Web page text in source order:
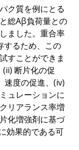
ク質を例にとる
総Aβ負荷量との
ました。重合率
するため、この
すことができま
断片化の促
速度の促進、(iv)
ュレーションに
リアランス率増
化増強剤に基づ
効果的である可